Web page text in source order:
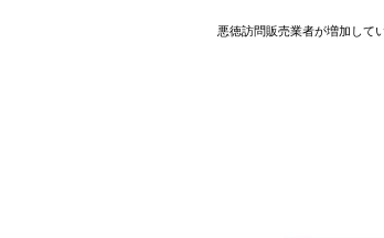
悪徳訪問販売業者が増加して